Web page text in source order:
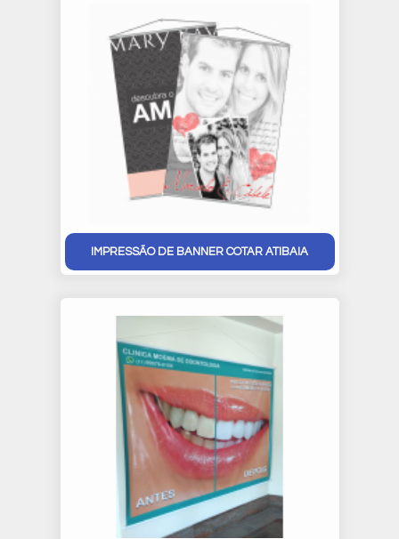
IMPRESSÃO DE BANNER COTAR ATIBAIA